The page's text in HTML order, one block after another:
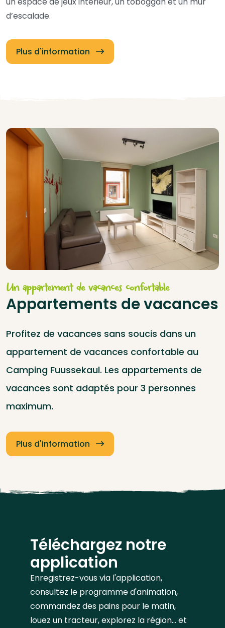
d’escalade.
Plus d'information
Un appartement de vacances confortable
Appartements de vacances
Profitez de vacances sans soucis dans un
appartement de vacances confortable au
Camping Fuussekaul. Les appartements de
vacances sont adaptés pour 3 personnes
maximum.
Plus d'information
Téléchargez notre
application
Enregistrez-vous via l'application,
consultez le programme d'animation,
commandez des pains pour le matin,
louez un tracteur, explorez la région... et